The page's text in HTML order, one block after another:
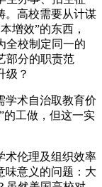
。高校需要从计谋
增效”的东西，
全校制定同一的
部分的职责范
级？
术自治取教育价
的工做，但这一实
伦理及组织效率
味意义的问题：大